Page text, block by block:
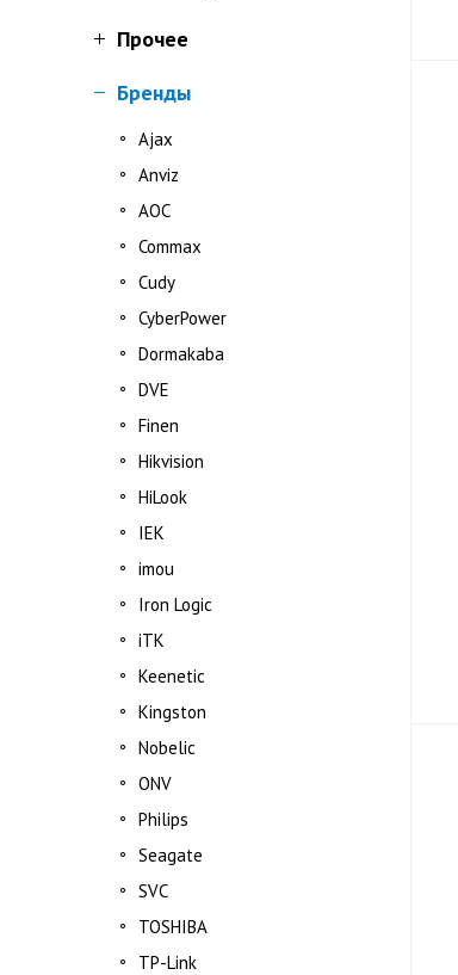
Прочее
Бренды
Ajax
Anviz
AOC
Commax
Cudy
CyberPower
Dormakabа
DVE
Finen
Hikvision
HiLook
IEK
imou
Iron Logic
iTK
Keenetic
Kingston
Nobelic
ONV
Philips
Seagate
SVC
TOSHIBA
TP-Link